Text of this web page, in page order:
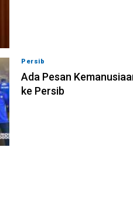
Persib
Ada Pesan
ke Persib